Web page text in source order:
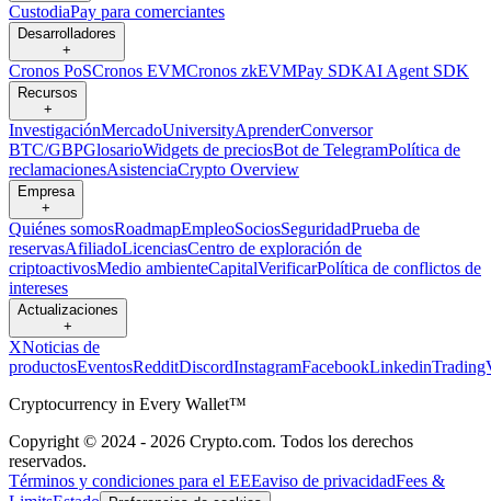
CustodiaPay para comerciantes
Desarrolladores
+
Cronos PoSCronos EVMCronos zkEVMPay SDKAI Agent SDK
Recursos
+
InvestigaciónMercadoUniversityAprenderConversor
BTC/GBPGlosarioWidgets de preciosBot de TelegramPolítica de
reclamacionesAsistenciaCrypto Overview
Empresa
+
Quiénes somosRoadmapEmpleoSociosSeguridadPrueba de
reservasAfiliadoLicenciasCentro de exploración de
criptoactivosMedio ambienteCapitalVerificarPolítica de conflictos de
intereses
Actualizaciones
+
XNoticias de
productosEventosRedditDiscordInstagramFacebookLinkedin
Cryptocurrency in Every Wallet™
Copyright © 2024 - 2026 Crypto.com. Todos los derechos
reservados.
Términos y condiciones para el EEEaviso de privacidadFees &